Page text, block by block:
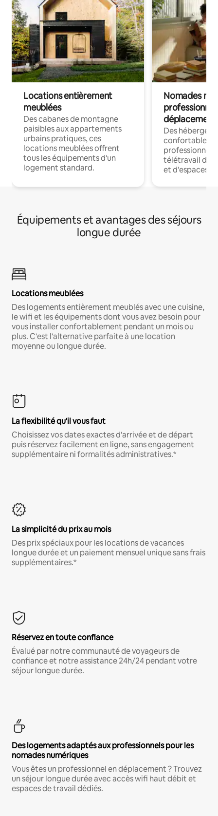
Locations entièrement
meublées
Des cabanes de montagne
paisibles aux appartements
urbains pratiques, ces
locations meublées offrent
tous les équipements d'un
logement standard.
Nomades
déplacement
Des
confortables
professionnels
télétravail
et d'espaces
Équipements et avantages des séjours
longue durée
Locations meublées
Des logements entièrement meublés avec une cuisine,
le wifi et les équipements dont vous avez besoin pour
vous installer confortablement pendant un mois ou
plus. C'est l'alternative parfaite à une location
moyenne ou longue durée.
La flexibilité qu'il vous faut
Choisissez vos dates exactes d'arrivée et de départ
puis réservez facilement en ligne, sans engagement
supplémentaire ni formalités administratives.*
La simplicité du prix au mois
Des prix spéciaux pour les locations de vacances
longue durée et un paiement mensuel unique sans frais
supplémentaires.*
Réservez en toute confiance
Évalué par notre communauté de voyageurs de
confiance et notre assistance 24h/24 pendant votre
séjour longue durée.
Des logements adaptés aux professionnels pour les
nomades numériques
Vous êtes un professionnel en déplacement ? Trouvez
un séjour longue durée avec accès wifi haut débit et
espaces de travail dédiés.